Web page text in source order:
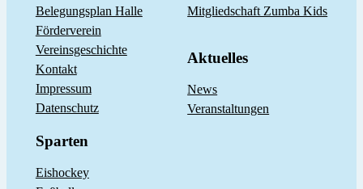
Belegungsplan Halle
Förderverein
Vereinsgeschichte
Kontakt
Impressum
Datenschutz
Mitgliedschaft Zumba Kids
Aktuelles
News
Veranstaltungen
Sparten
Eishockey